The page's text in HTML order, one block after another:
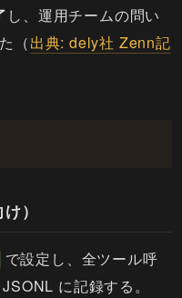
し、運用チームの問い
（出典: dely社 Zenn記
）
で設定し、全ツール呼
に記録する。